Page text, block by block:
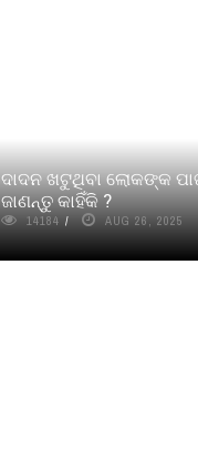
ଦାଦନ ଖଟୁଥିବା ଲୋକଙ୍କ
ଜାଣନ୍ତୁ କାହିଁକି ?
14184 AUG 26, 2025